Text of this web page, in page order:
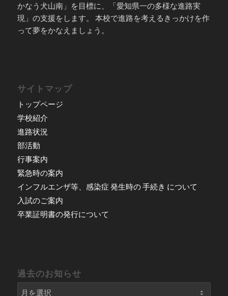
かなう犬山南」を目標に、「愛知県一の多様な進路実
現」の支援をします。 本校で進路を考えるきっかけを作
って夢をかなえましょう。
サイトマップ
トップページ
学校紹介
進路状況
部活動
行事案内
緊急時の案内
インフルエンザ等、感染症 発生時の 手続き について
入試のご案内
卒業証明書の発行について
過去のお知らせ